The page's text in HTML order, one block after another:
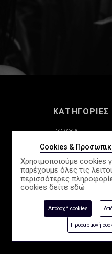
ΚΑΤΗΓΟΡΙΕΣ
ΡΟΥΧΑ
ΠΑΠΟΥΤΣΙΑ
ΚΑΛΛΥΝΤΙΚΑ
ΕΠΟΧΙΑΚΑ
Cookies &
Χρησιμοποιούμε cookies
παρέχουμε όλες τις
περισσότερες
cookies δείτεεδώ
Αποδοχή cookies
Προσαρμογή